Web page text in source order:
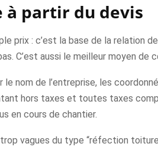
à partir du devis
prix : c’est la base de la
C’est aussi le meilleur moyen de
le nom de l’entreprise, les
hors taxes et toutes taxes
en cours de chantier.
vagues du type “réfection